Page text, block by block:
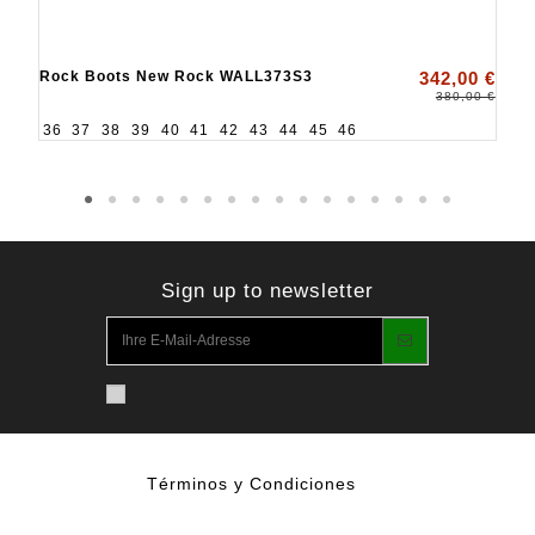
Rock Boots New Rock WALL373S3 342,00 €
380,00 €
36 37 38 39 40 41 42 43 44 45 46
Sign up to newsletter
Términos y Condiciones